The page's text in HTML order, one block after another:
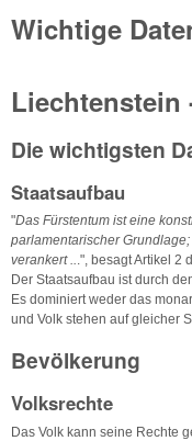
Wichtige
Liechtenstein
Die wichtigsten
Staatsaufbau
"Das Fürstentum ist eine
parlamentarischer
verankert ...", besagt Artikel 2
Der Staatsaufbau ist durch
Es dominiert weder das
und Volk stehen auf gleicher
Bevölkerung
Volksrechte
Das Volk kann seine Rechte